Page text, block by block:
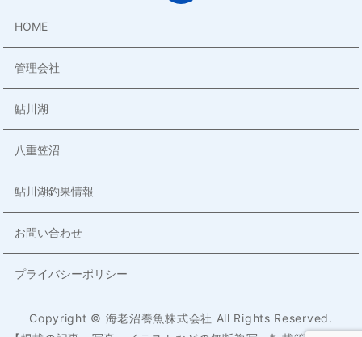
HOME
管理会社
鮎川湖
八重笠沼
鮎川湖釣果情報
お問い合わせ
プライバシーポリシー
Copyright © 海老沼養魚株式会社 All Rights Reserved.